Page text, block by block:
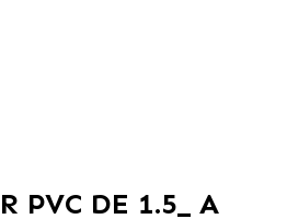
PVC DE 1.5_ A